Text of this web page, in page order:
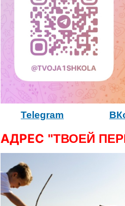
Telegram
АДРЕС "ТВОЕЙ